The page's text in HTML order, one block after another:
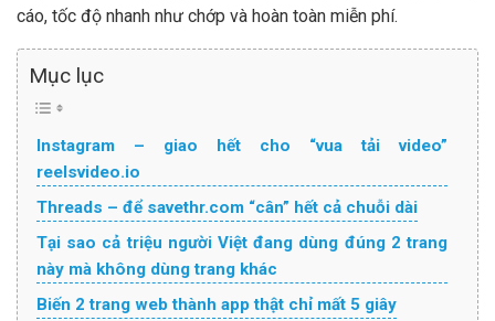
cáo, tốc độ nhanh như chớp và hoàn toàn miễn phí.
Mục lục
Instagram – giao hết cho “vua tải video”
reelsvideo.io
Threads – để savethr.com “cân” hết cả chuỗi dài
Tại sao cả triệu người Việt đang dùng đúng 2 trang
này mà không dùng trang khác
Biến 2 trang web thành app thật chỉ mất 5 giây